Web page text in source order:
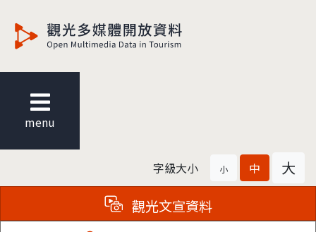
menu
字級大小 小 中 大
觀光文宣資料